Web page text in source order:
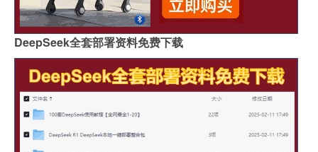
DeepSeek全套部署资料免费下载